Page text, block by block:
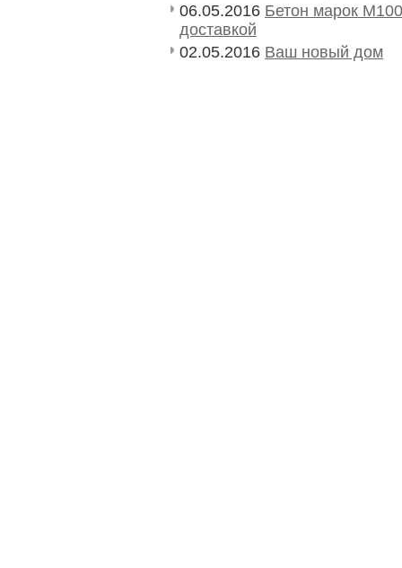
06.05.2016 Бетон марок
доставкой
02.05.2016 Ваш новый дом